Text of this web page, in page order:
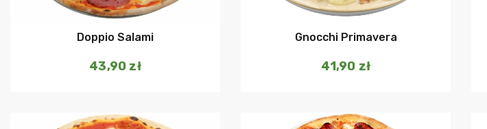
Doppio Salami
43,90 zł
Gnocchi Primavera
41,90 zł